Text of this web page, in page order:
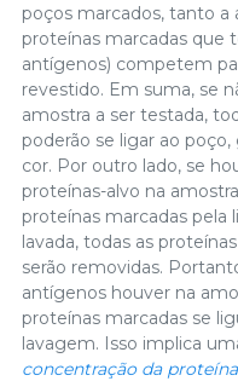
poços marcados, tanto a
proteínas marcadas que
antígenos) competem
revestido. Em suma, se
amostra a ser testada,
poderão se ligar ao
cor. Por outro lado, se
proteínas-alvo na
proteínas marcadas pela
lavada, todas as
serão removidas.
antígenos houver na
proteínas marcadas se
lavagem. Isso implica
concentração da